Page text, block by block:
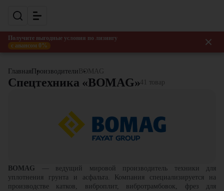
Получите выгодные условия по лизингу
с авансом 0%
Главная Производители BOMAG
Спецтехника «BOMAG»41 товар
BOMAG —ведущий мировой производитель техники для
уплотнения грунта и асфальта. Компания специализируется на
производстве катков, виброплит, вибротрамбовок, фрез для